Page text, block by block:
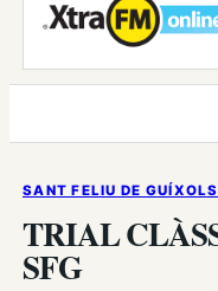
SANT FELIU DE GUÍXOLS
TRIAL
SFG